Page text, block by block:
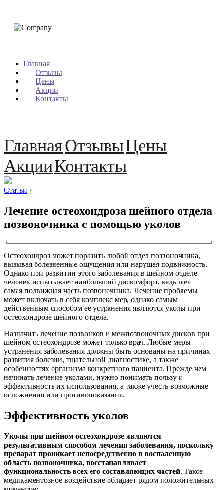
Главная
Отзывы
Цены
Акции
Контакты
ГлавнаяОтзывыЦены
АкцииКонтакты
Статьи ›
Лечение остеохондроза шейного отдела
позвоночника с помощью уколов
Остеохондроз может поразить любой отдел позвоночника,
вызывая болезненные ощущения или нарушая подвижность.
Однако при развитии этого заболевания в шейном отделе
человек испытывает наибольший дискомфорт, ведь шея —
самая подвижная часть позвоночника. Лечение проблемы
может включать в себя комплекс мер, однако самым
действенным способом ее устранения являются уколы при
остеохондрозе шейного отдела.
Назначить лечение позвонков и межпозвоночных дисков при
шейном остеохондрозе может только врач. Любые меры
устранения заболевания должны быть основаны на причинах
развития болезни, тщательной диагностике, а также
особенностях организма конкретного пациента. Прежде чем
начинать лечение уколами, нужно понимать пользу и
эффективность их использования, а также учесть возможные
осложнения или противопоказания.
Эффективность уколов
Уколы при шейном остеохондрозе являются
результативным способом лечения заболевания, поскольку
препарат проникает непосредственно в воспаленную
область позвоночника, восстанавливает
функциональность всех его составляющих частей. Такое
медикаментозное воздействие обладает рядом положительных